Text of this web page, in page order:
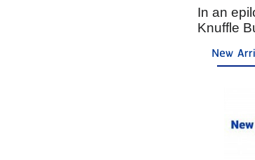
In an
Knuffle
New